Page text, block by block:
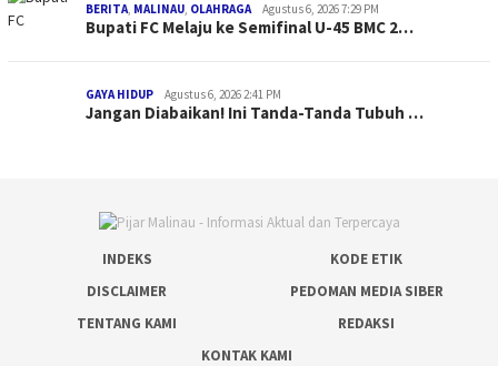
BERITA, MALINAU, OLAHRAGA Agustus 6, 2026 7:29 PM
Bupati FC Melaju ke Semifinal U-45 BMC 2…
GAYA HIDUP Agustus 6, 2026 2:41 PM
Jangan Diabaikan! Ini Tanda-Tanda Tubuh …
INDEKS
KODE ETIK
DISCLAIMER
PEDOMAN MEDIA SIBER
TENTANG KAMI
REDAKSI
KONTAK KAMI